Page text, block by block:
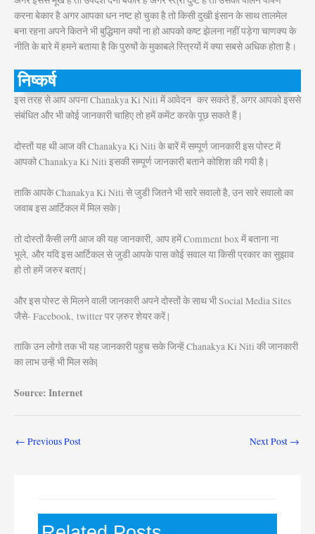
करना बेकार है अगर आपका धन नष्ट हो चुका है तो किसी दुखी इंसान के साथ तालमेल
बना रहना अपने कितने भी बुद्धिमान क्यों ना हो आपको कष्ट झेलना नहीं पड़ेगा चाणक्य के
नीति के बारे में हमने बताया है कि पुरुषों के मुकाबले स्त्रियों में क्या सबसे अधिक होता है।
निष्कर्ष
इस तरह से आप अपना Chanakya Ki Niti में आवेदन कर सकते हैं, अगर आपको इससे
संबंधित और भी कोई जानकारी चाहिए तो हमें कमेंट करके पूछ सकते हैं |
दोस्तों यह थी आज की Chanakya Ki Niti के बारें में सम्पूर्ण जानकारी इस पोस्ट में
आपको Chanakya Ki Niti इसकी सम्पूर्ण जानकारी बताने कोशिश की गयी है |
ताकि आपके Chanakya Ki Niti से जुडी जितने भी सारे सवालो है, उन सारे सवालो का
जवाब इस आर्टिकल में मिल सके |
तो दोस्तों कैसी लगी आज की यह जानकारी, आप हमें Comment box में बताना ना
भूले, और यदि इस आर्टिकल से जुडी आपके पास कोई सवाल या किसी प्रकार का सुझाव
हो तो हमें जरुर बताएं |
और इस पोस्ट से मिलने वाली जानकारी अपने दोस्तों के साथ भी Social Media Sites
जैसे- Facebook, twitter पर ज़रुर शेयर करें |
ताकि उन लोगो तक भी यह जानकारी पहुच सके जिन्हें Chanakya Ki Niti की जानकारी
का लाभ उन्हें भी मिल सके|
Source: Internet
← Previous Post Next Post →